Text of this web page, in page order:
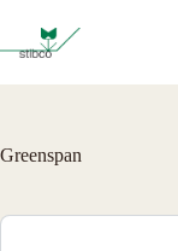
de
Greenspan